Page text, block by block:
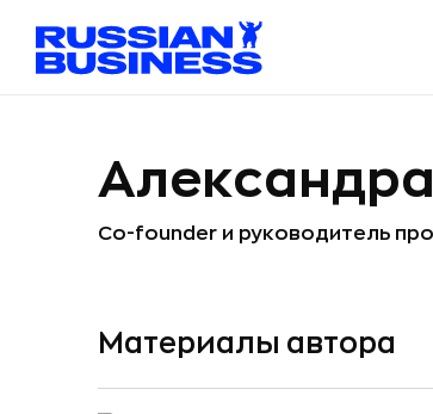
Сo-founder и руководитель
Материалы автора